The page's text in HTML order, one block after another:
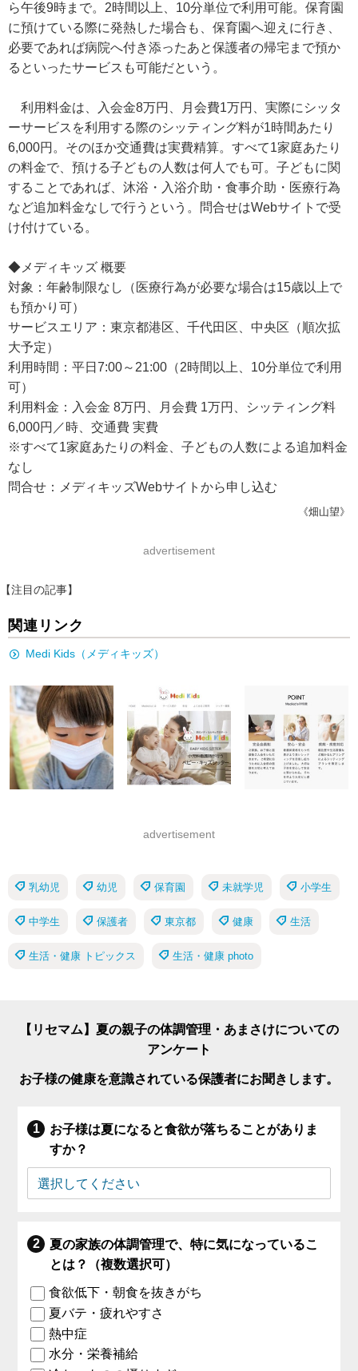
ら午後9時まで。2時間以上、10分単位で利用可能。保育園
に預けている際に発熱した場合も、保育園へ迎えに行き、
必要であれば病院へ付き添ったあと保護者の帰宅まで預か
るといったサービスも可能だという。
利用料金は、入会金8万円、月会費1万円、実際にシッタ
ーサービスを利用する際のシッティング料が1時間あたり
6,000円。そのほか交通費は実費精算。すべて1家庭あたり
の料金で、預ける子どもの人数は何人でも可。子どもに関
することであれば、沐浴・入浴介助・食事介助・医療行為
など追加料金なしで行うという。問合せはWebサイトで受
け付けている。
◆メディキッズ 概要
対象：年齢制限なし（医療行為が必要な場合は15歳以上で
も預かり可）
サービスエリア：東京都港区、千代田区、中央区（順次拡
大予定）
利用時間：平日7:00～21:00（2時間以上、10分単位で利用
可）
利用料金：入会金 8万円、月会費 1万円、シッティング料
6,000円／時、交通費 実費
※すべて1家庭あたりの料金、子どもの人数による追加料金
なし
問合せ：メディキッズWebサイトから申し込む
《畑山望》
advertisement
【注目の記事】
関連リンク
Medi Kids（メディキッズ）
advertisement
乳幼児 幼児 保育園 未就学児 小学生
中学生 保護者 東京都 健康 生活
生活・健康 トピックス 生活・健康 photo
【リセマム】夏の親子の体調管理・あまさけについての
アンケート
お子様の健康を意識されている保護者にお聞きします。
お子様は夏になると食欲が落ちることがありま
すか？
夏の家族の体調管理で、特に気になっているこ
とは？（複数選択可）
食欲低下・朝食を抜きがち
夏バテ・疲れやすさ
熱中症
水分・栄養補給